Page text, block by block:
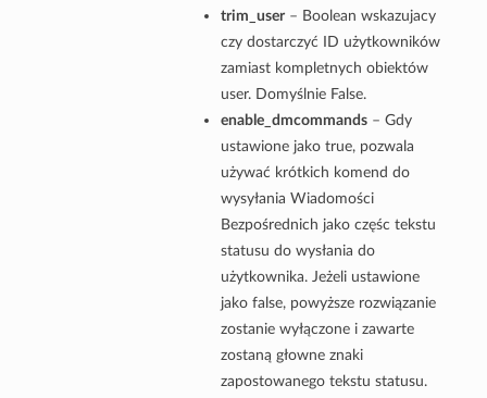
trim_user– Boolean wskazujacy
czy dostarczyć ID użytkowników
zamiast kompletnych obiektów
user. Domyślnie False.
enable_dmcommands– Gdy
ustawione jako true, pozwala
używać krótkich komend do
wysyłania Wiadomości
Bezpośrednich jako częśc tekstu
statusu do wysłania do
użytkownika. Jeżeli ustawione
jako false, powyższe rozwiązanie
zostanie wyłączone i zawarte
zostaną głowne znaki
zapostowanego tekstu statusu.